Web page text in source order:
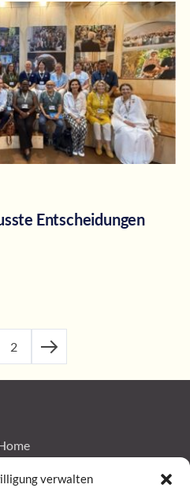
verwalten
Entscheidungen
2